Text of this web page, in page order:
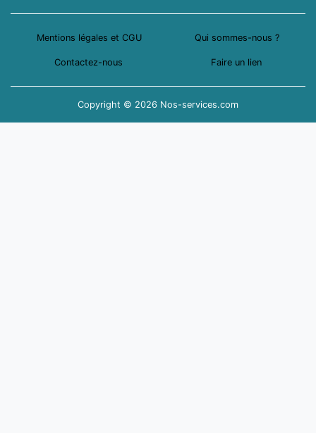
Mentions légales et CGU Qui sommes-nous ?
Contactez-nous Faire un lien
Copyright © 2026 Nos-services.com